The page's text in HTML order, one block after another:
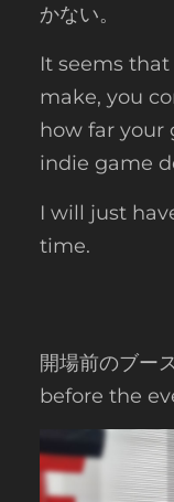
かない。
It seems
make, you
how far your
indie game
I will just
time.
開場前のブー
before the